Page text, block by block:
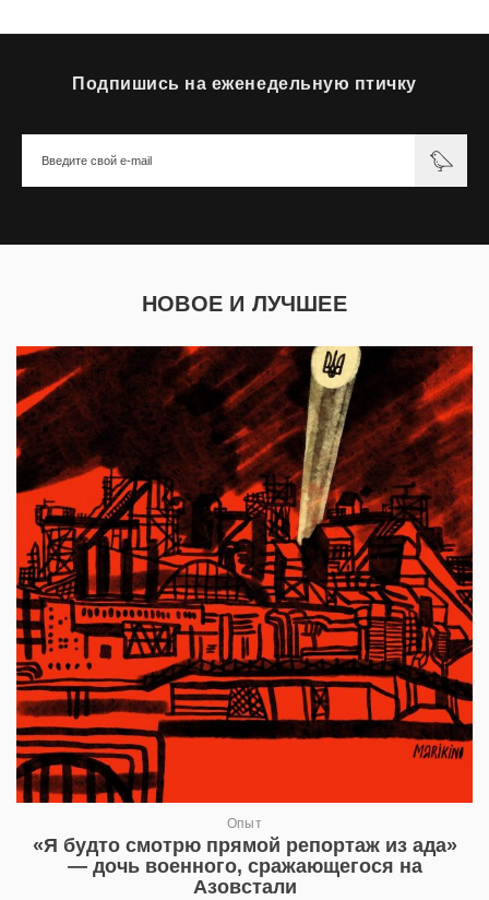
Подпишись на еженедельную птичку
НОВОЕ И ЛУЧШЕЕ
Опыт
«Я будто смотрю прямой репортаж из ада»
— дочь военного, сражающегося на
Азовстали